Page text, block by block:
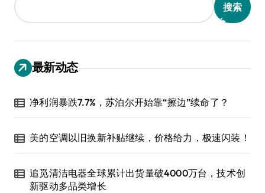
搜索
最新动态
净利润暴跌7.7%，苏泊尔开始靠“擦边”续命了？
美的空调以旧换新补贴继续，价格给力，极速闪装！
追觅清洁电器全球累计出货量破4000万台，技术创
新驱动多品类增长